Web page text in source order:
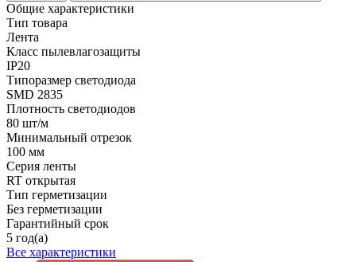
Общие характеристики
Тип товара
Лента
Класс пылевлагозащиты
IP20
Типоразмер светодиода
SMD 2835
Плотность светодиодов
80 шт/м
Минимальный отрезок
100 мм
Серия ленты
RT открытая
Тип герметизации
Без герметизации
Гарантийный срок
5 год(а)
Все характеристики